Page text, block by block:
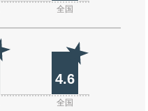
全国
4.6
全国